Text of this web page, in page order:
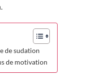
de sudation
de motivation